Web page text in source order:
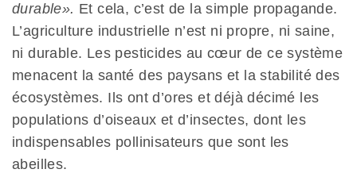
durable». Et cela, c’est de la simple propagande.
L’agriculture industrielle n’est ni propre, ni saine,
ni durable. Les pesticides au cœur de ce système
menacent la santé des paysans et la stabilité des
écosystèmes. Ils ont d’ores et déjà décimé les
populations d’oiseaux et d’insectes, dont les
indispensables pollinisateurs que sont les
abeilles.